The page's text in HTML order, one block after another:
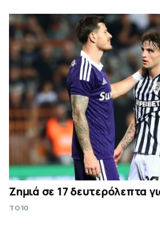
Ζημιά σε 17 δευτερόλεπτα
TO10